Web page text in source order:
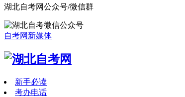
湖北自考网公众号/微信群
自考网新媒体
新手必读
考办电话